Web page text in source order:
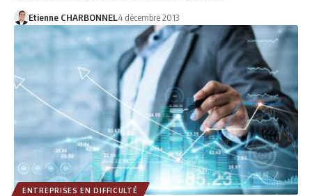
Etienne CHARBONNEL4 décembre 2013
ENTREPRISES EN DIFFICULTÉ